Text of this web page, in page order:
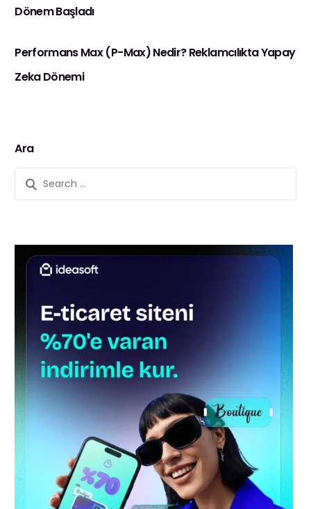
Dönem Başladı
Performans Max (P-Max) Nedir? Reklamcılıkta Yapay
Zeka Dönemi
Ara